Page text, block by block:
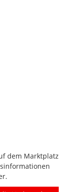
dem Marktplatz